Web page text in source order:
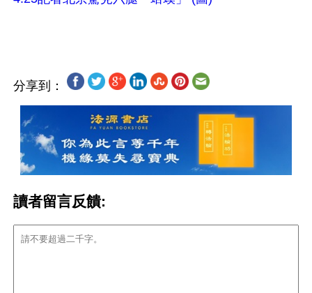
分享到：
讀者留言反饋: